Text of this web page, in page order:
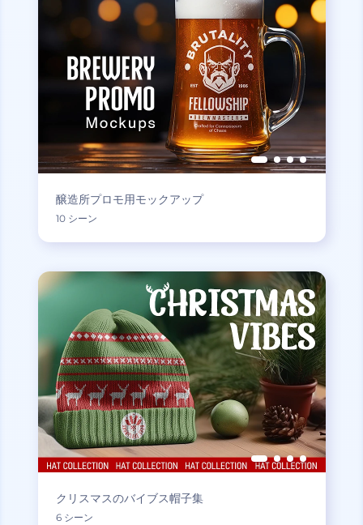
醸造所プロモ用モックアップ
10 シーン
クリスマスのバイブス帽子集
6 シーン